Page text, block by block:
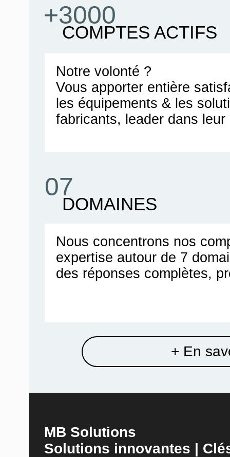
+3000
07
COMPTES ACTIFS
DOMAINES
Notre volonté ?
Vous apporter entière
les équipements & les
fabricants, leader dans leur
Nous concentrons nos
expertise autour de 7
des réponses complètes,
+ En
MB Solutions
Solutions innovantes |